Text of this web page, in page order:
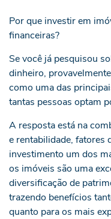
Por que investir em
financeiras?
Se você já pesquisou
dinheiro,
como uma das
tantas pessoas optam
A resposta está na
e rentabilidade, fatores
investimento um dos
os imóveis são uma
diversificação de
trazendo benefícios
quanto para os mais